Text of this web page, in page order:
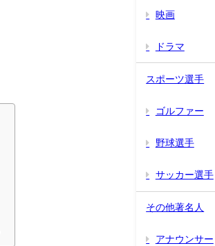
映画
ドラマ
スポーツ選手
ゴルファー
野球選手
サッカー選手
その他著名人
アナウンサー